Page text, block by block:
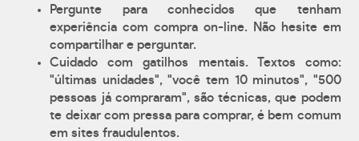
Pergunte para conhecidos que tenham
experiência com compra on-line. Não hesite em
compartilhar e perguntar.
Cuidado com gatilhos mentais. Textos como:
"últimas unidades", "você tem 10 minutos", "500
pessoas já compraram", são técnicas, que podem
te deixar com pressa para comprar, é bem comum
em sites fraudulentos.